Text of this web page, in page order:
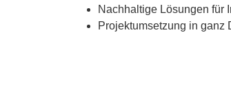
Nachhaltige Lösungen für
Projektumsetzung in ganz